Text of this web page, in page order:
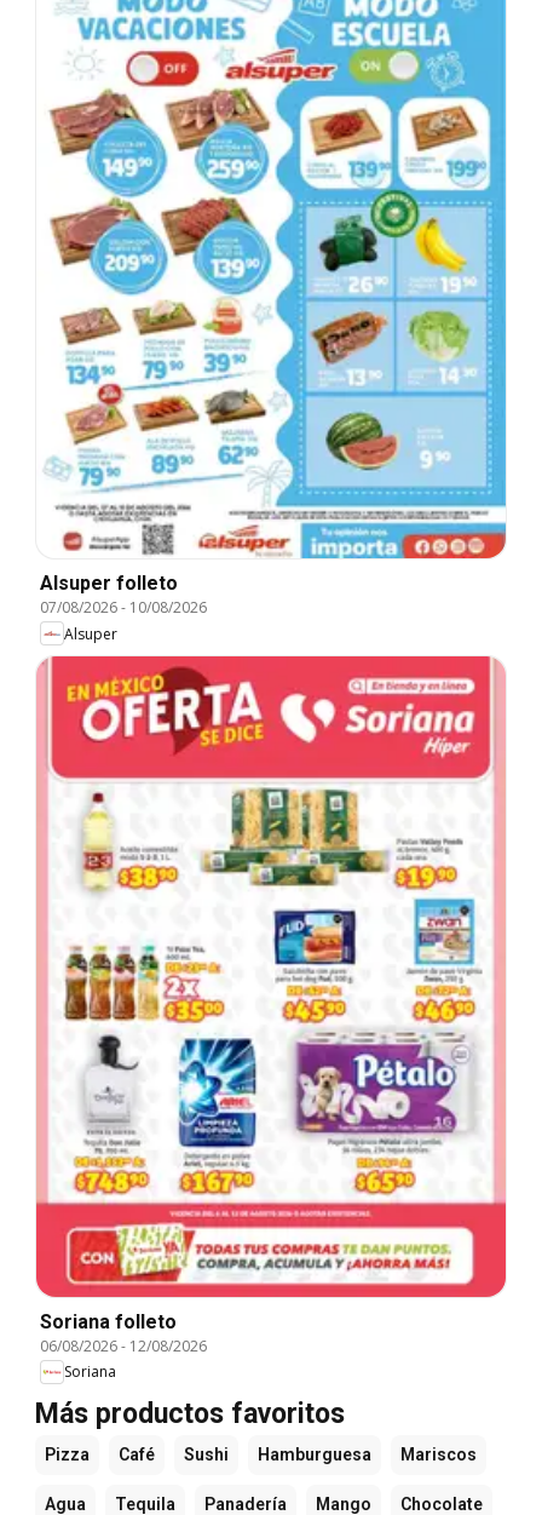
Alsuper folleto
07/08/2026- 10/08/2026
Alsuper
Soriana folleto
06/08/2026- 12/08/2026
Soriana
Más productos favoritos
Pizza Café Sushi Hamburguesa Mariscos
Agua Tequila Panadería Mango Chocolate